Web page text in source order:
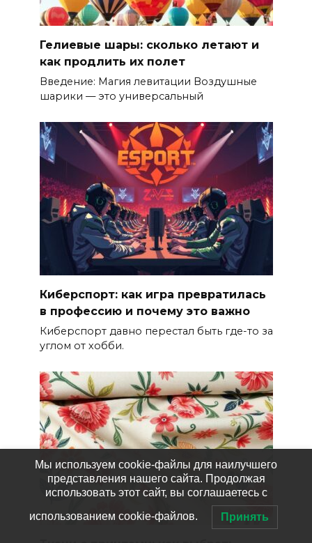
Гелиевые шары: сколько летают и
как продлить их полет
Введение: Магия левитации Воздушные
шарики — это универсальный
Киберспорт: как игра превратилась
в профессию и почему это важно
Киберспорт давно перестал быть где-то за
углом от хобби.
Мы используем cookie-файлы для наилучшего
представления нашего сайта. Продолжая
использовать этот сайт, вы соглашаетесь с
использованием cookie-файлов. Принять